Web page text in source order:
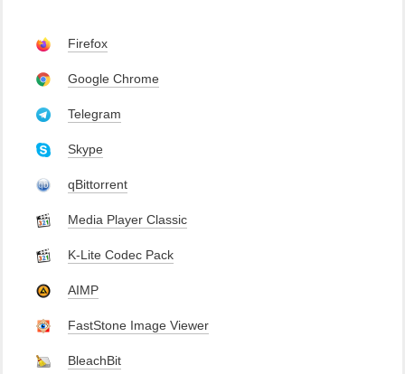
Firefox
Google Chrome
Telegram
Skype
qBittorrent
Media Player Classic
K-Lite Codec Pack
AIMP
FastStone Image Viewer
BleachBit